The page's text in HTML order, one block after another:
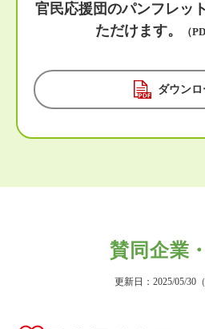
官民応援団のパンフレッ
ただけます。
（
ダウンロ
賛同企業
更新日：2025/05/30